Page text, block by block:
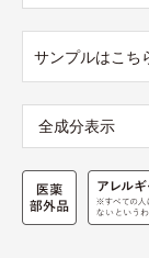
サンプルはこち
全成分表示